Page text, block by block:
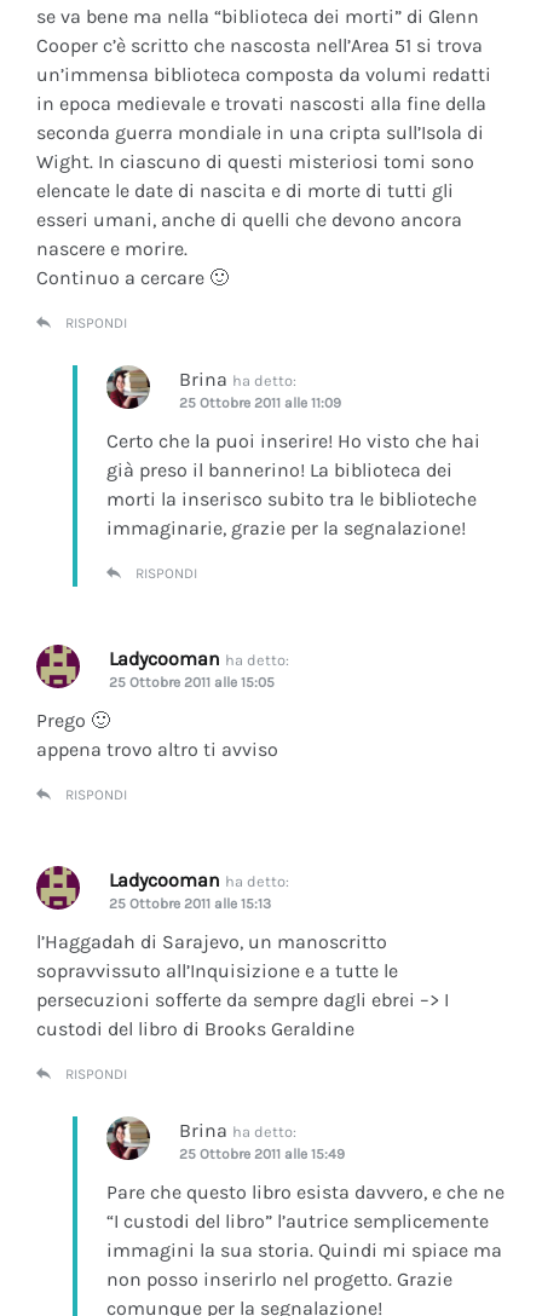
se va bene ma nella “biblioteca dei morti” di Glenn
Cooper c’è scritto che nascosta nell’Area 51 si trova
un’immensa biblioteca composta da volumi redatti
in epoca medievale e trovati nascosti alla fine della
seconda guerra mondiale in una cripta sull’Isola di
Wight. In ciascuno di questi misteriosi tomi sono
elencate le date di nascita e di morte di tutti gli
esseri umani, anche di quelli che devono ancora
nascere e morire.
Continuo a cercare 🙂
RISPONDI
Brina ha detto:
25 Ottobre 2011 alle 11:09
Certo che la puoi inserire! Ho visto che hai
già preso il bannerino! La biblioteca dei
morti la inserisco subito tra le biblioteche
immaginarie, grazie per la segnalazione!
RISPONDI
Ladycooman ha detto:
25 Ottobre 2011 alle 15:05
Prego 🙂
appena trovo altro ti avviso
RISPONDI
Ladycooman ha detto:
25 Ottobre 2011 alle 15:13
l’Haggadah di Sarajevo, un manoscritto
sopravvissuto all’Inquisizione e a tutte le
persecuzioni sofferte da sempre dagli ebrei –> I
custodi del libro di Brooks Geraldine
RISPONDI
Brina ha detto:
25 Ottobre 2011 alle 15:49
Pare che questo libro esista davvero, e che ne
“I custodi del libro” l’autrice semplicemente
immagini la sua storia. Quindi mi spiace ma
non posso inserirlo nel progetto. Grazie
comunque per la segnalazione!